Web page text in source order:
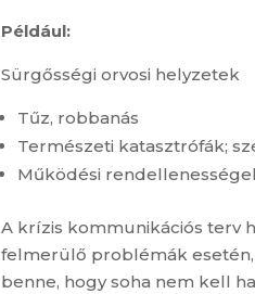
Például:
Sürgősségi orvosi helyzetek
Tűz, robbanás
Természeti katasztrófák;
Működési
A krízis kommunikációs terv
felmerülő problémák
benne, hogy soha nem kell